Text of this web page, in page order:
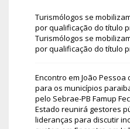
Turismólogos se
por qualificação do título
Turismólogos se
por qualificação do título
Encontro em João
para os municípios
pelo Sebrae-PB Famup
Estado reunirá gestores
lideranças para discutir